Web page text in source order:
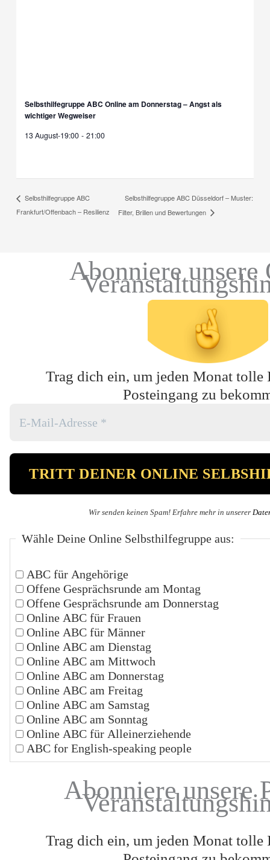
Selbsthilfegruppe ABC Online am Donnerstag – Angst als
wichtiger Wegweiser
13 August-19:00 - 21:00
Selbsthilfegruppe ABC
Frankfurt/Offenbach – Resilienz
Selbsthilfegruppe ABC Düsseldorf – Muster:
Filter, Brillen und Bewertungen
Abonniere unsere
Trag dich ein, um jeden Monat tolle
Posteingang zu
Wir senden keinen Spam! Erfahre mehr in unserer
Wähle Deine Online Selbsthilfegruppe aus:
ABC für Angehörige
Offene Gesprächsrunde am Montag
Offene Gesprächsrunde am Donnerstag
Online ABC für Frauen
Online ABC für Männer
Online ABC am Dienstag
Online ABC am Mittwoch
Online ABC am Donnerstag
Online ABC am Freitag
Online ABC am Samstag
Online ABC am Sonntag
Online ABC für Alleinerziehende
ABC for English-speaking people
Abonniere unsere
Trag dich ein, um jeden Monat tolle